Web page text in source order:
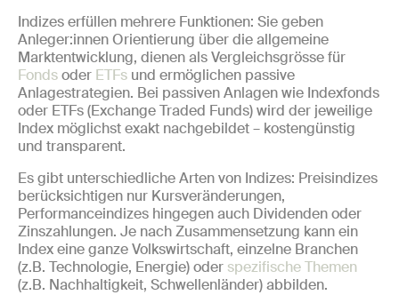
Indizes erfüllen mehrere Funktionen: Sie geben
Anleger:innen Orientierung über die allgemeine
Marktentwicklung, dienen als Vergleichsgrösse für
Fondsoder ETFs und ermöglichen passive
Anlagestrategien. Bei passiven Anlagen wie Indexfonds
oder ETFs (Exchange Traded Funds) wird der jeweilige
Index möglichst exakt nachgebildet – kostengünstig
und transparent.
Es gibt unterschiedliche Arten von Indizes: Preisindizes
berücksichtigen nur Kursveränderungen,
Performanceindizes hingegen auch Dividenden oder
Zinszahlungen. Je nach Zusammensetzung kann ein
Index eine ganze Volkswirtschaft, einzelne Branchen
(z.B. Technologie, Energie) oder spezifische Themen
(z.B. Nachhaltigkeit, Schwellenländer) abbilden.